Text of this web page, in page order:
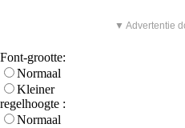
▼ Advertentie
Font-grootte:
Normaal
Kleiner
regelhoogte :
Normaal